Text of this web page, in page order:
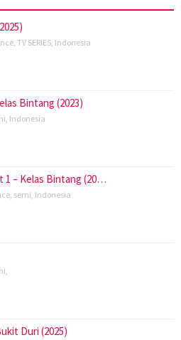
TV SERIES Indonesia
Bintang (2023)
Indonesia
1 – Kelas Bintang (20…
semi Indonesia
Duri (2025)